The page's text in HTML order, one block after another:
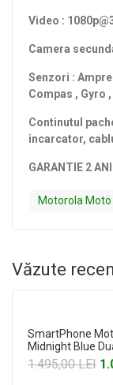
Video :
Camera
Senzori :
Compas , Gyro
Continutul
incarcator,
GARANTIE 2 ANI
Motorola Moto
Văzute
SmartPhone
Midnight Blue
1.495,00 LEI